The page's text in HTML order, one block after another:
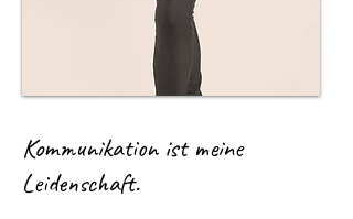
Kommunikation ist meine
Leidenschaft.